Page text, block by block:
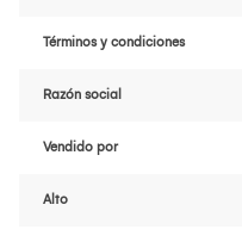
Términos y condiciones
Razón social
Vendido por
Alto